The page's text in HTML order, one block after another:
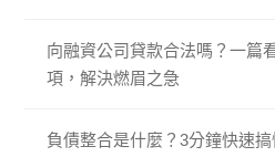
向融資公司貸款合法嗎？一篇
項，解決燃眉之急
負債整合是什麼？3分鐘快速